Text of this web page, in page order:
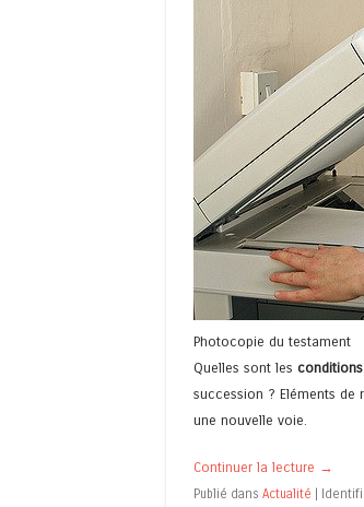
Photocopie du testament
Quelles sont les
succession ? Eléments de
une nouvelle voie.
Continuer la lecture →
Publié dans Actualité